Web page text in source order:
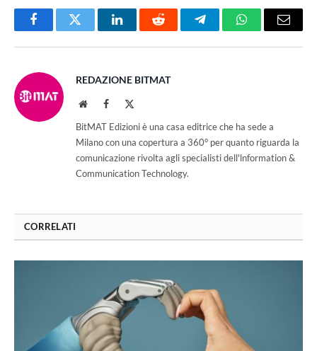
FacebookTwitter LinkedInReddit TelegramWhatsAppEmail
REDAZIONE BITMAT
WebsiteFacebook
BitMAT Edizioni è una casa editrice che ha sede a
Milano con una copertura a 360° per quanto riguarda la
comunicazione rivolta agli specialisti dell'lnformation &
Communication Technology.
CORRELATI